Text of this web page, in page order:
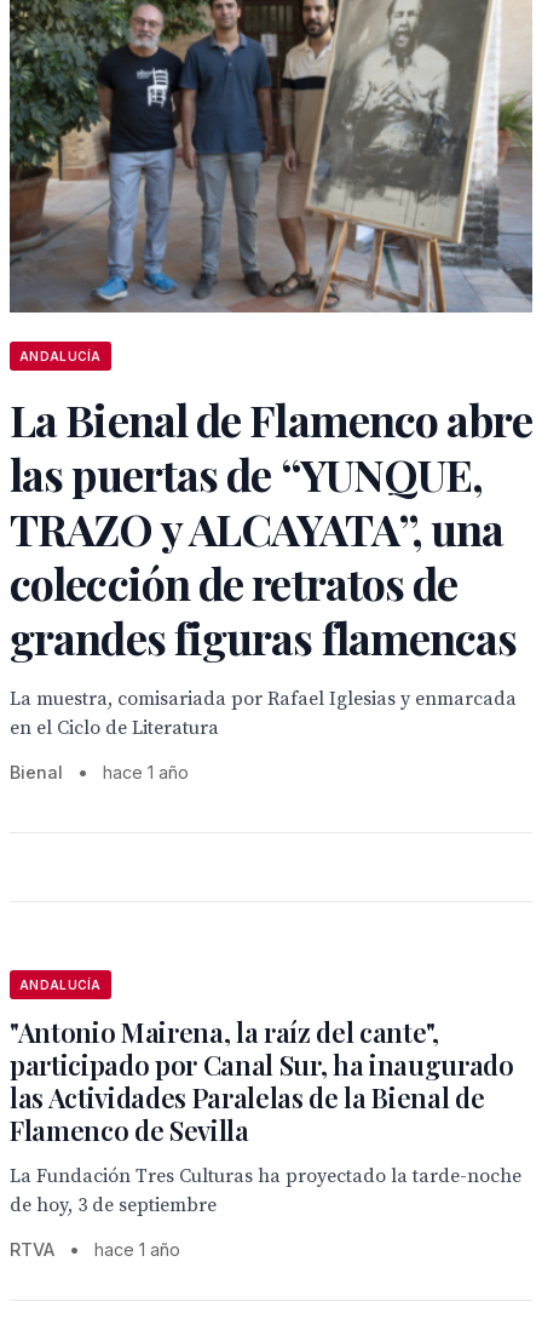
ANDALUCÍA
La Bienal de Flamenco abre
las puertas de “YUNQUE,
TRAZO y ALCAYATA”, una
colección de retratos de
grandes figuras flamencas
La muestra, comisariada por Rafael Iglesias y enmarcada
en el Ciclo de Literatura
Bienal • hace 1 año
ANDALUCÍA
"Antonio Mairena, la raíz del cante",
participado por Canal Sur, ha inaugurado
las Actividades Paralelas de la Bienal de
Flamenco de Sevilla
La Fundación Tres Culturas ha proyectado la tarde-noche
de hoy, 3 de septiembre
RTVA • hace 1 año